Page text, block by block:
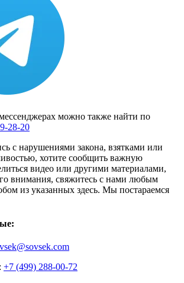
можно также найти по
28-20
с нарушениями закона, взятками или
хотите сообщить важную
видео или другими материалами,
внимания, свяжитесь с нами любым
из указанных здесь. Мы постараемся
+7 (499) 288-00-72